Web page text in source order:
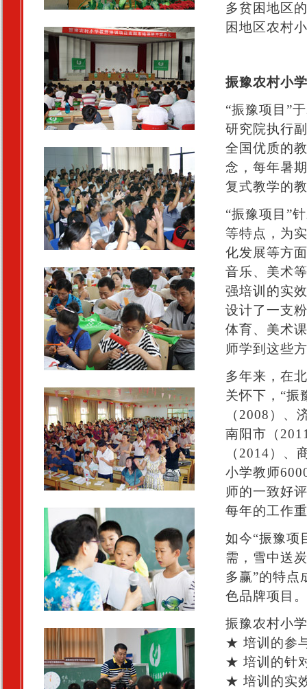
多贫困地区
困地区农村
振豫农村小
“振豫项目”
研究院执行
全国优质的
念，每年暑
复式教学的
“振豫项目”
等特点，为
化发展等方
音乐、美术
强培训的实
设计了一支
体育、美术
师学到这些
多年来，在
关怀下，“振
（2008）、
南阳市（
（2014）、
小学教师
师的一致好
每年的工作
如今“振豫项
需，雪中送
多赢”的特点
色品牌项目。
振豫农村小
★ 培训的参
★ 培训的针
★ 培训的实